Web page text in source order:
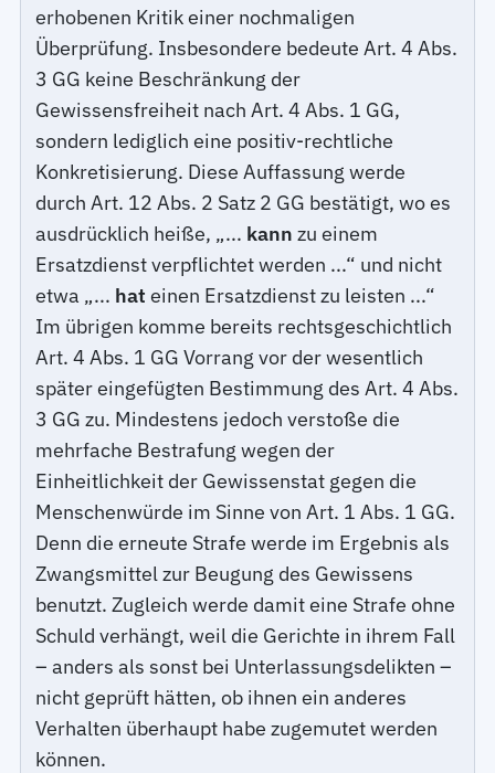
erhobenen Kritik einer nochmaligen
Überprüfung. Insbesondere bedeute Art. 4 Abs.
3 GG keine Beschränkung der
Gewissensfreiheit nach Art. 4 Abs. 1 GG,
sondern lediglich eine positiv-rechtliche
Konkretisierung. Diese Auffassung werde
durch Art. 12 Abs. 2 Satz 2 GG bestätigt, wo es
ausdrücklich heiße, „... kann zu einem
Ersatzdienst verpflichtet werden ...“ und nicht
etwa „... hat einen Ersatzdienst zu leisten ...“
Im übrigen komme bereits rechtsgeschichtlich
Art. 4 Abs. 1 GG Vorrang vor der wesentlich
später eingefügten Bestimmung des Art. 4 Abs.
3 GG zu. Mindestens jedoch verstoße die
mehrfache Bestrafung wegen der
Einheitlichkeit der Gewissenstat gegen die
Menschenwürde im Sinne von Art. 1 Abs. 1 GG.
Denn die erneute Strafe werde im Ergebnis als
Zwangsmittel zur Beugung des Gewissens
benutzt. Zugleich werde damit eine Strafe ohne
Schuld verhängt, weil die Gerichte in ihrem Fall
– anders als sonst bei Unterlassungsdelikten –
nicht geprüft hätten, ob ihnen ein anderes
Verhalten überhaupt habe zugemutet werden
können.